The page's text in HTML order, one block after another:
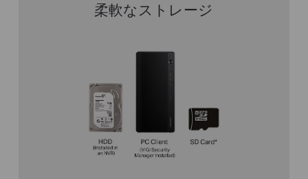
柔軟なストレージ